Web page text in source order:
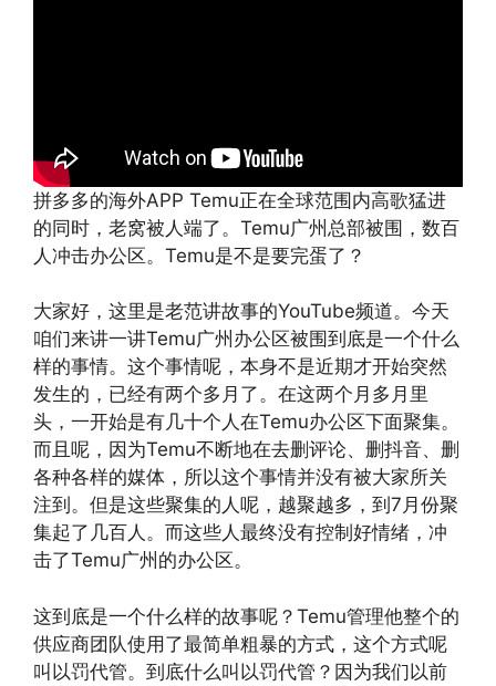
拼多多的海外APP Temu正在全球范围内高歌猛进
的同时，老窝被人端了。Temu广州总部被围，数百
人冲击办公区。Temu是不是要完蛋了？
大家好，这里是老范讲故事的YouTube频道。今天
咱们来讲一讲Temu广州办公区被围到底是一个什么
样的事情。这个事情呢，本身不是近期才开始突然
发生的，已经有两个多月了。在这两个月多月里
头，一开始是有几十个人在Temu办公区下面聚集。
而且呢，因为Temu不断地在去删评论、删抖音、删
各种各样的媒体，所以这个事情并没有被大家所关
注到。但是这些聚集的人呢，越聚越多，到7月份聚
集起了几百人。而这些人最终没有控制好情绪，冲
击了Temu广州的办公区。
这到底是一个什么样的故事呢？Temu管理他整个的
供应商团队使用了最简单粗暴的方式，这个方式呢
叫以罚代管。到底什么叫以罚代管？因为我们以前